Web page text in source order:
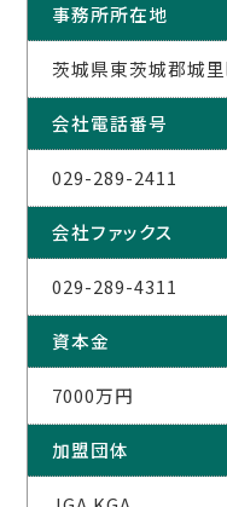
事務所所在地
茨城県東茨城郡城
会社電話番号
029-289-2411
会社ファックス
029-289-4311
資本金
7000万円
加盟団体